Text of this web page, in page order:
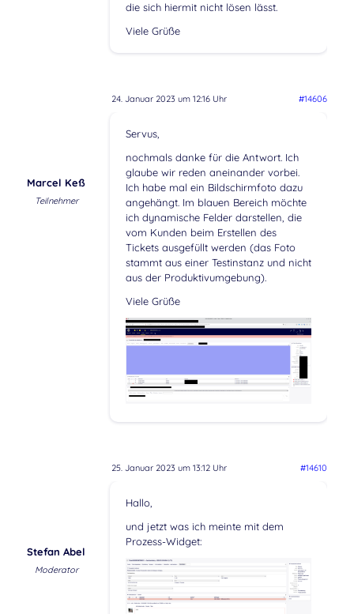
die sich hiermit nicht lösen lässt.
Viele Grüße
24. Januar 2023 um 12:16 Uhr #14606
Marcel Keß
Teilnehmer
Servus,
nochmals danke für die Antwort. Ich
glaube wir reden aneinander vorbei.
Ich habe mal ein Bildschirmfoto dazu
angehängt. Im blauen Bereich möchte
ich dynamische Felder darstellen, die
vom Kunden beim Erstellen des
Tickets ausgefüllt werden (das Foto
stammt aus einer Testinstanz und nicht
aus der Produktivumgebung).
Viele Grüße
25. Januar 2023 um 13:12 Uhr #14610
Stefan Abel
Moderator
Hallo,
und jetzt was ich meinte mit dem
Prozess-Widget: